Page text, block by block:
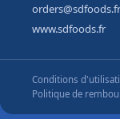
orders@sdfoods.fr
www.sdfoods.fr
Conditions
Politique de